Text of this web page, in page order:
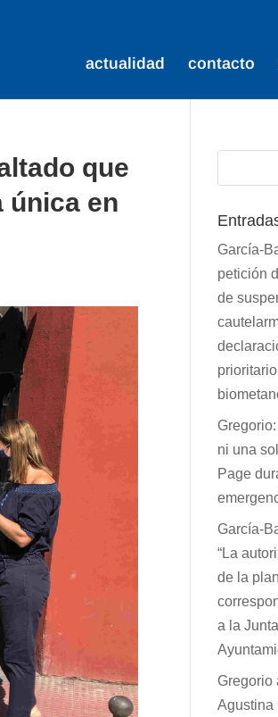
actualidad contacto
que
única en
García-
petición
de
ni una
Page
García-
“La
de la
a la
Gregorio
Agustina